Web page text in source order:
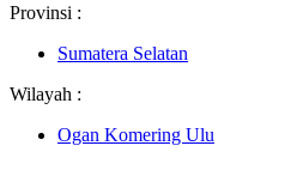
Provinsi :
Sumatera Selatan
Wilayah :
Ogan Komering Ulu